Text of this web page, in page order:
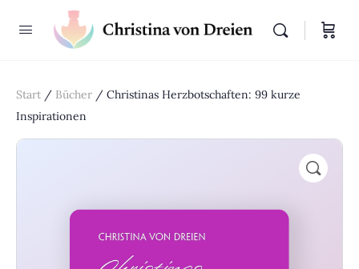
Start / Bücher / Christinas Herzbotschaften: 99 kurze
Inspirationen
🔍